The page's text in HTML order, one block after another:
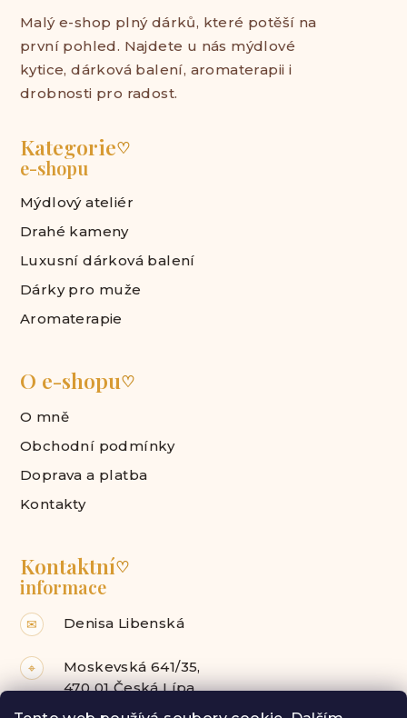
Malý e-shop plný dárků, které potěší na
první pohled. Najdete u nás mýdlové
kytice, dárková balení, aromaterapii i
drobnosti pro radost.
Kategorie♡
e-shopu
Mýdlový ateliér
Drahé kameny
Luxusní dárková balení
Dárky pro muže
Aromaterapie
O e-shopu♡
O mně
Obchodní podmínky
Doprava a platba
Kontakty
Kontaktní♡
informace
✉ Denisa Libenská
⌖
Moskevská 641/35,
470 01 Česká Lípa